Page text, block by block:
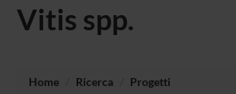
Vitis spp.
Home Ricerca
Progetti